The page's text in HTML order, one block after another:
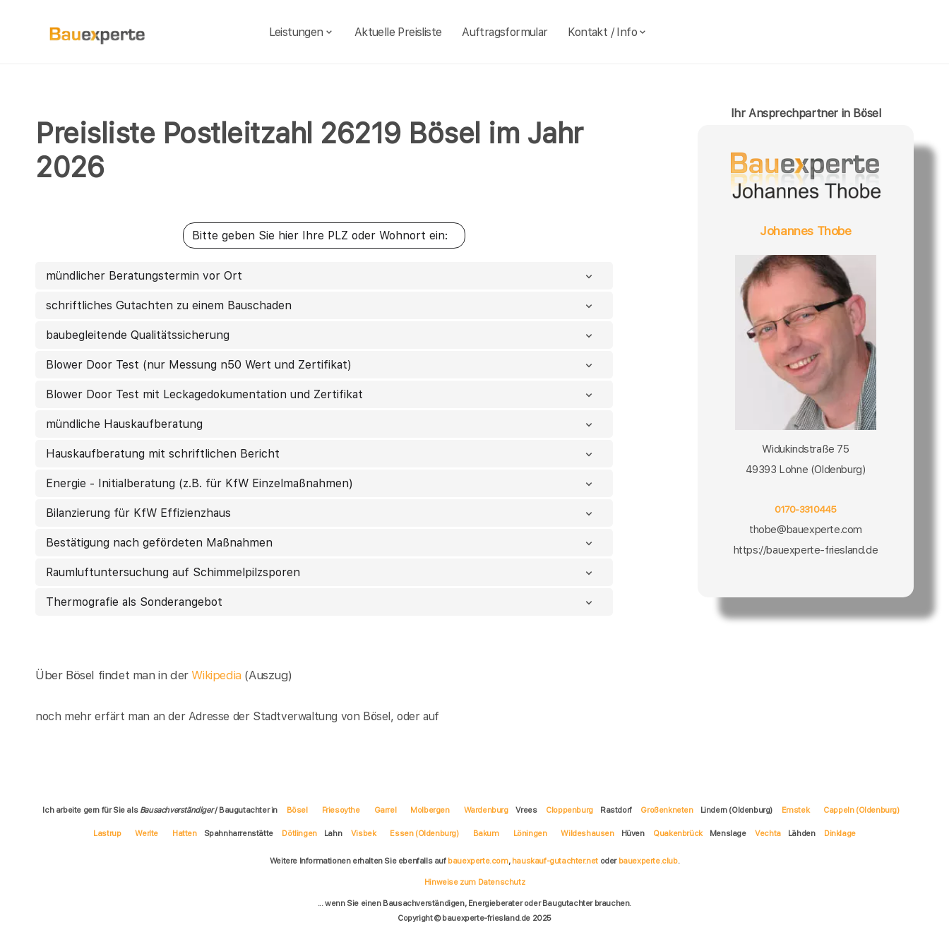
Leistungen Aktuelle Preisliste Auftragsformular Kontakt / Info
Preisliste Postleitzahl 26219 Bösel im Jahr
2026
mündlicher Beratungstermin vor Ort
schriftliches Gutachten zu einem Bauschaden
baubegleitende Qualitätssicherung
Blower Door Test (nur Messung n50 Wert und Zertifikat)
Blower Door Test mit Leckagedokumentation und Zertifikat
mündliche Hauskaufberatung
Hauskaufberatung mit schriftlichen Bericht
Energie - Initialberatung (z.B. für KfW Einzelmaßnahmen)
Bilanzierung für KfW Effizienzhaus
Bestätigung nach gefördeten Maßnahmen
Raumluftuntersuchung auf Schimmelpilzsporen
Thermografie als Sonderangebot
Über Bösel findet man in derWikipedia (Auszug)
noch mehr erfärt man an der Adresse der Stadtverwaltung von Bösel, oder auf
Ihr Ansprechpartner in Bösel
Johannes Thobe
Widukindstraße 75
49393 Lohne (Oldenburg)
0170-3310445
thobe@bauexperte.com
https://bauexperte-friesland.de
Ich arbeite gern für Sie als Bausachverständiger/ Baugutachter in Bösel Friesoythe Garrel Molbergen Wardenburg Vrees Cloppenburg Rastdorf Großenkneten Lindern (Oldenburg) Emstek Cappeln (Oldenburg)
Lastrup Werlte Hatten Spahnharrenstätte Dötlingen Lahn Visbek Essen (Oldenburg) Bakum Löningen Wildeshausen Hüven Quakenbrück Menslage Vechta Lähden Dinklage
Weitere Informationen erhalten Sie ebenfalls auf bauexperte.com, hauskauf-gutachter.net oder bauexperte.club.
Hinweise zum Datenschutz
... wenn Sie einen Bausachverständigen, Energieberater oder Baugutachter brauchen.
Copyright © bauexperte-friesland.de 2025